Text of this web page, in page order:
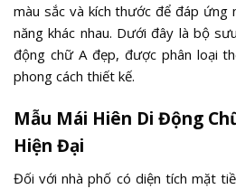
màu sắc và kích thước để đáp ứng
năng khác nhau. Dưới đây là bộ
động chữ A đẹp, được phân loại
phong cách thiết kế.
Mẫu Mái Hiên Di Động
Hiện Đại
Đối với nhà phố có diện tích mặt